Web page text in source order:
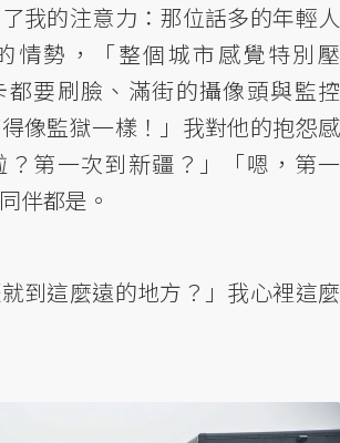
我的注意力：那位話多的年輕人
情勢，「整個城市感覺特別壓
要刷臉、滿街的攝像頭與監控
像監獄一樣！」我對他的抱怨感
？第一次到新疆？」「嗯，第一
伴都是。
就到這麼遠的地方？」我心裡這麼